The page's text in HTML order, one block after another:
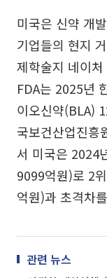
미국은 신약 개
기업들의 현지
제학술지 네이
FDA는 2025년
이오신약(BLA)
국보건산업진흥
서 미국은 2024
9099억원)로 2
억원)과 초격차
관련 뉴스